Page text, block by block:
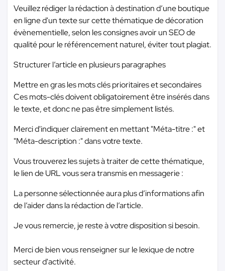
Veuillez rédiger la rédaction à destination d’une boutique
en ligne d'un texte sur cette thématique de décoration
évènementielle, selon les consignes avoir un SEO de
qualité pour le référencement naturel, éviter tout plagiat.
Structurer l’article en plusieurs paragraphes
Mettre en gras les mots clés prioritaires et secondaires
Ces mots-clés doivent obligatoirement être insérés dans
le texte, et donc ne pas être simplement listés.
Merci d'indiquer clairement en mettant "Méta-titre :" et
"Méta-description :" dans votre texte.
Vous trouverez les sujets à traiter de cette thématique,
le lien de URL vous sera transmis en messagerie :
La personne sélectionnée aura plus d’informations afin
de l’aider dans la rédaction de l’article.
Je vous remercie, je reste à votre disposition si besoin.
Merci de bien vous renseigner sur le lexique de notre
secteur d'activité.